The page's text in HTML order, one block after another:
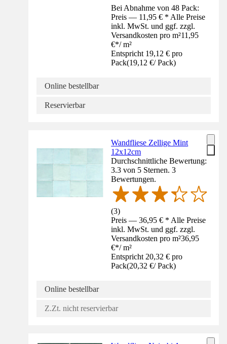
Bei Abnahme von 48 Pack:
Preis — 11,95 € * Alle Preise
inkl. MwSt. und ggf. zzgl.
Versandkosten pro m²11,95
€*/ m²
Entspricht 19,12 € pro
Pack(19,12 €/ Pack)
Online bestellbar
Reservierbar
Wandfliese Zellige Mint
12x12cm
Durchschnittliche Bewertung:
3.3 von 5 Sternen. 3
Bewertungen.
(3)
Preis — 36,95 € * Alle Preise
inkl. MwSt. und ggf. zzgl.
Versandkosten pro m²36,95
€*/ m²
Entspricht 20,32 € pro
Pack(20,32 €/ Pack)
Online bestellbar
Z.Zt. nicht reservierbar